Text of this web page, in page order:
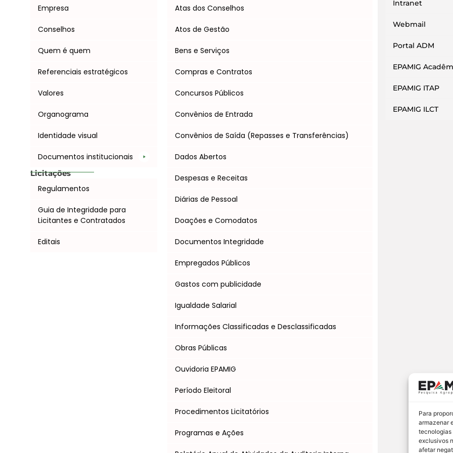
Para
armazenar
tecnologias
exclusivos
afetar
Empresa
Conselhos
Quem é quem
Referenciais estratégicos
Valores
Organograma
Identidade visual
Documentos institucionais
Licitações
Regulamentos
Guia de Integridade para
Licitantes e Contratados
Editais
Atas dos Conselhos
Atos de Gestão
Bens e Serviços
Compras e Contratos
Concursos Públicos
Convênios de Entrada
Convênios de Saída (Repasses e Transferências)
Dados Abertos
Despesas e Receitas
Diárias de Pessoal
Doações e Comodatos
Documentos Integridade
Empregados Públicos
Gastos com publicidade
Igualdade Salarial
Informações Classificadas e Desclassificadas
Obras Públicas
Ouvidoria EPAMIG
Período Eleitoral
Procedimentos Licitatórios
Programas e Ações
Intranet
Webmail
Portal ADM
EPAMIG
EPAMIG ITAP
EPAMIG ILCT